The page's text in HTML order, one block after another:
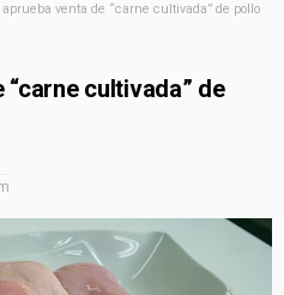
aprueba venta de “carne cultivada” de pollo
“carne cultivada” de